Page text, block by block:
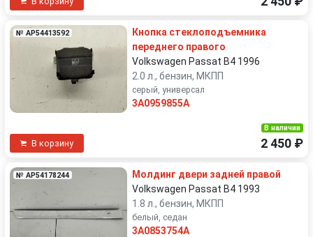
№ AP54413592
Кнопка стеклоподъемника
переднего правого
Volkswagen Passat B4 1996
2.0 л., бензин, МКПП
серый, универсал
3A0959855A
В корзину
В наличии
2 450 ₽
№ AP54178244
Молдинг двери задней правой
Volkswagen Passat B4 1993
1.8 л., бензин, МКПП
белый, седан
3A0853754A